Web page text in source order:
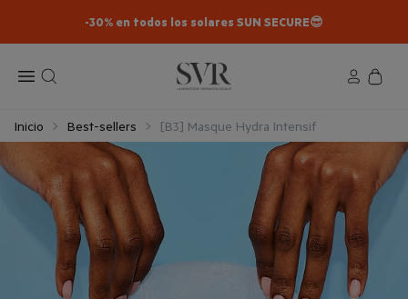
-30% en todos los solares SUN SECURE😎​
Inicio Best-sellers [B3] Masque Hydra Intensif